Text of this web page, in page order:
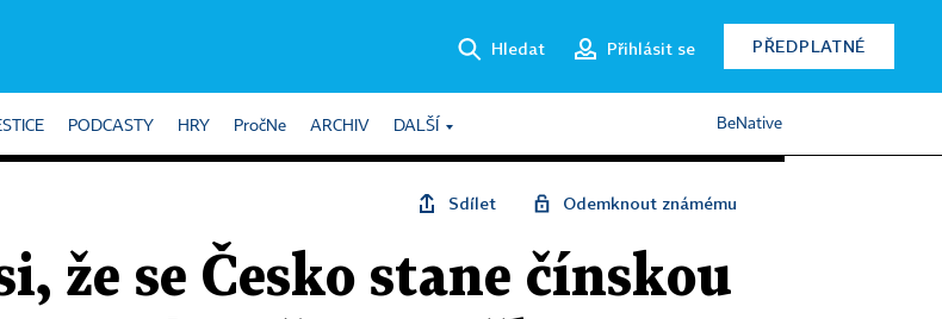
Hledat Přihlásit se PŘEDPLATNÉ
PODCASTY HRY PročNe ARCHIV DALŠÍ BeNative
Sdílet Odemknout známému
že se Česko stane čínskou